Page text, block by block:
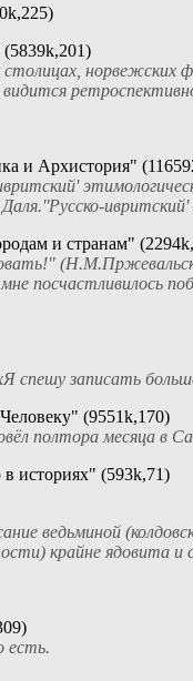
норвежских
и Архистория"
Даля.''Русско-
и странам"
посчастливилось
спешу записать
(9551k,170)
полтора месяца в
в историях" (593k,71)
ведьминой
крайне ядовита и
есть.